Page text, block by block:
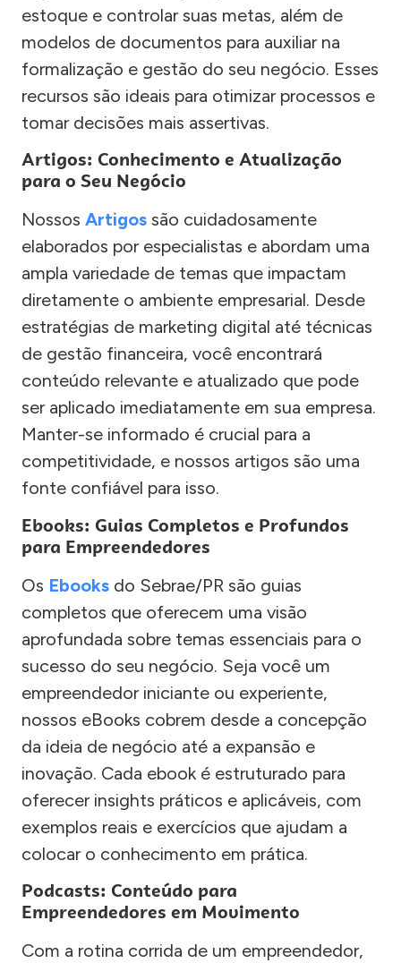
estoque e controlar suas metas, além de
modelos de documentos para auxiliar na
formalização e gestão do seu negócio. Esses
recursos são ideais para otimizar processos e
tomar decisões mais assertivas.
Artigos: Conhecimento e Atualização
para o Seu Negócio
Nossos Artigos são cuidadosamente
elaborados por especialistas e abordam uma
ampla variedade de temas que impactam
diretamente o ambiente empresarial. Desde
estratégias de marketing digital até técnicas
de gestão financeira, você encontrará
conteúdo relevante e atualizado que pode
ser aplicado imediatamente em sua empresa.
Manter-se informado é crucial para a
competitividade, e nossos artigos são uma
fonte confiável para isso.
Ebooks: Guias Completos e Profundos
para Empreendedores
Os Ebooks do Sebrae/PR são guias
completos que oferecem uma visão
aprofundada sobre temas essenciais para o
sucesso do seu negócio. Seja você um
empreendedor iniciante ou experiente,
nossos eBooks cobrem desde a concepção
da ideia de negócio até a expansão e
inovação. Cada ebook é estruturado para
oferecer insights práticos e aplicáveis, com
exemplos reais e exercícios que ajudam a
colocar o conhecimento em prática.
Podcasts: Conteúdo para
Empreendedores em Movimento
Com a rotina corrida de um empreendedor,